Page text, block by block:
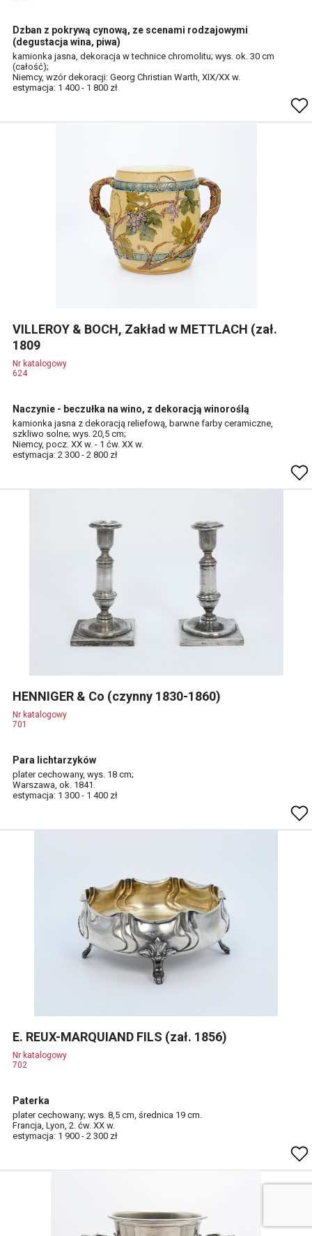
Dzban z pokrywą cynową, ze scenami rodzajowymi
(degustacja wina, piwa)
kamionka jasna, dekoracja w technice chromolitu; wys. ok. 30 cm
(całość);
Niemcy, wzór dekoracji: Georg Christian Warth, XIX/XX w.
estymacja: 1 400 - 1 800 zł
VILLEROY & BOCH, Zakład w METTLACH (zał.
1809
Nr katalogowy
624
Naczynie - beczułka na wino, z dekoracją winoroślą
kamionka jasna z dekoracją reliefową, barwne farby ceramiczne,
szkliwo solne; wys. 20,5 cm;
Niemcy, pocz. XX w. - 1 ćw. XX w.
estymacja: 2 300 - 2 800 zł
HENNIGER & Co (czynny 1830-1860)
Nr katalogowy
701
Para lichtarzyków
plater cechowany, wys. 18 cm;
Warszawa, ok. 1841.
estymacja: 1 300 - 1 400 zł
E. REUX-MARQUIAND FILS (zał. 1856)
Nr katalogowy
702
Paterka
plater cechowany; wys. 8,5 cm, średnica 19 cm.
Francja, Lyon, 2. ćw. XX w.
estymacja: 1 900 - 2 300 zł